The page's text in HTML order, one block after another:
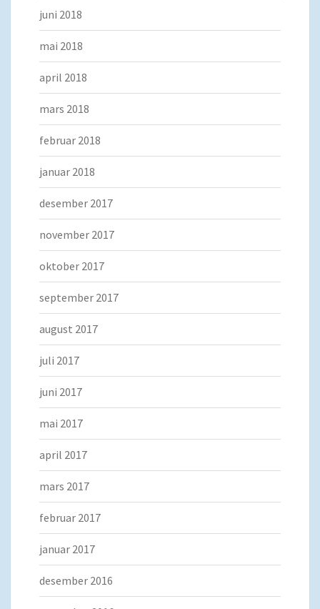
juni 2018
mai 2018
april 2018
mars 2018
februar 2018
januar 2018
desember 2017
november 2017
oktober 2017
september 2017
august 2017
juli 2017
juni 2017
mai 2017
april 2017
mars 2017
februar 2017
januar 2017
desember 2016